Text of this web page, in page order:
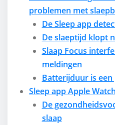
problemen met
De Sleep app
De slaeptijd klopt
Slaap Focus
meldingen
Batterijduur is
Sleep app Apple
De
slaap